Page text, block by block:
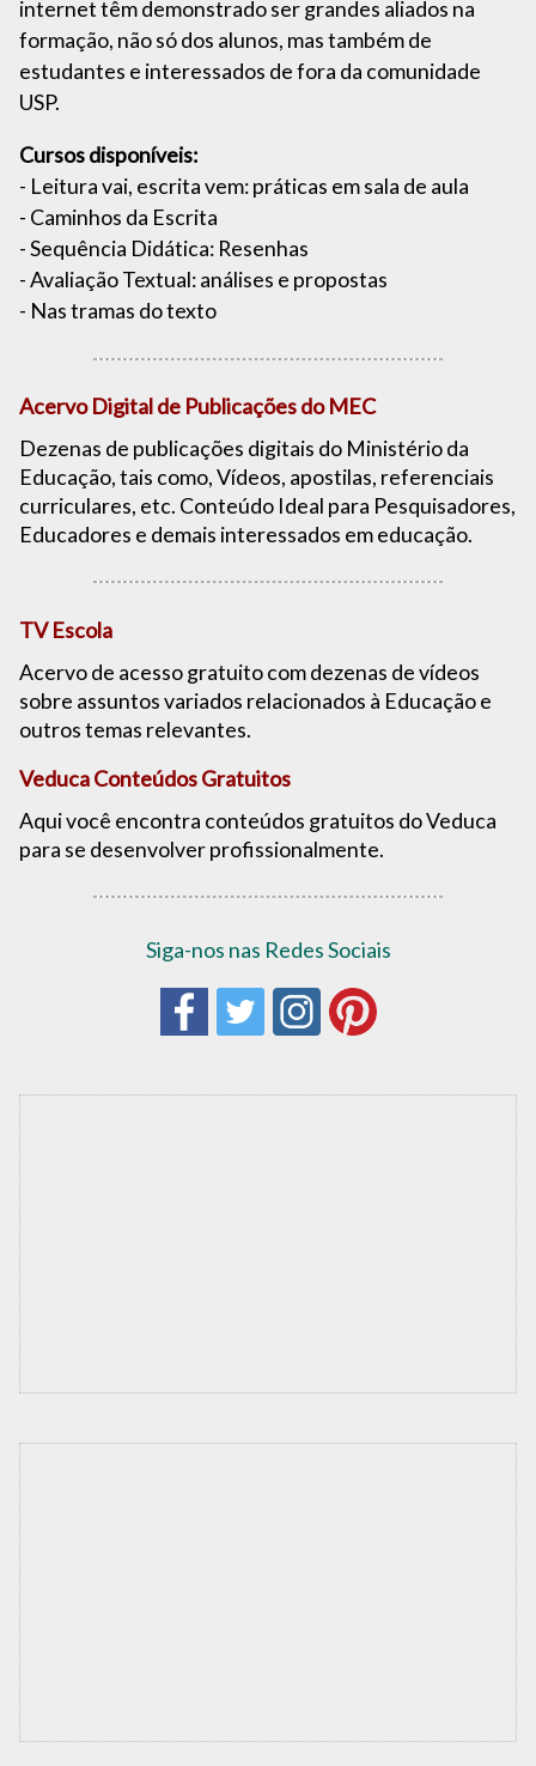
internet têm demonstrado ser grandes aliados na
formação, não só dos alunos, mas também de
estudantes e interessados de fora da comunidade
USP.
Cursos disponíveis:
- Leitura vai, escrita vem: práticas em sala de aula
- Caminhos da Escrita
- Sequência Didática: Resenhas
- Avaliação Textual: análises e propostas
- Nas tramas do texto
Acervo Digital de Publicações do MEC
Dezenas de publicações digitais do Ministério da
Educação, tais como, Vídeos, apostilas, referenciais
curriculares, etc. Conteúdo Ideal para Pesquisadores,
Educadores e demais interessados em educação.
TV Escola
Acervo de acesso gratuito com dezenas de vídeos
sobre assuntos variados relacionados à Educação e
outros temas relevantes.
Veduca Conteúdos Gratuitos
Aqui você encontra conteúdos gratuitos do Veduca
para se desenvolver profissionalmente.
Siga-nos nas Redes Sociais